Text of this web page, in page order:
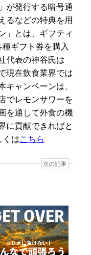
が発行する暗号通
るなどの特典を用
」とは、ギフティ
ギフト券を購入
代表の神谷氏は
現在飲食業界では
ャンペーンは、
でレモンサワーを
を通して外食の機
に貢献できればと
くはこちら
次の記事